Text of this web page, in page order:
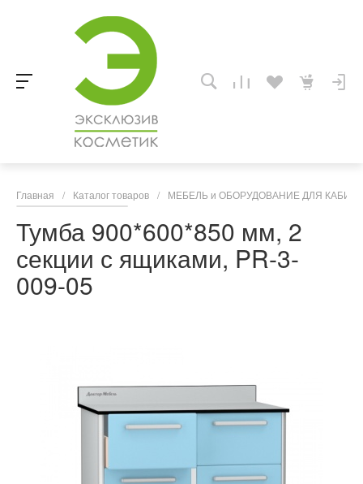
Главная / Каталог товаров / МЕБЕЛЬ и ОБОРУДОВАНИЕ ДЛЯ
Тумба 900*600*850 мм, 2
секции с ящиками, PR-3-
009-05